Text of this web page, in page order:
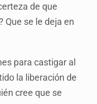
de que
Que se le deja en
para castigar al
la liberación de
cree que se